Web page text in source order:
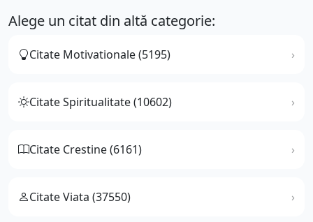
Alege un citat din altă categorie:
Citate Motivationale (5195)
Citate Spiritualitate (10602)
Citate Crestine (6161)
Citate Viata (37550)